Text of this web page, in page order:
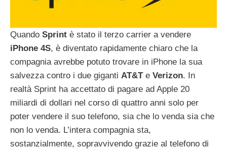
Quando Sprint è stato il terzo carrier a vendere
iPhone 4S, è diventato rapidamente chiaro che la
compagnia avrebbe potuto trovare in iPhone la sua
salvezza contro i due giganti AT&T e Verizon. In
realtà Sprint ha accettato di pagare ad Apple 20
miliardi di dollari nel corso di quattro anni solo per
poter vendere il suo telefono, sia che lo venda sia che
non lo venda. L’intera compagnia sta,
sostanzialmente, sopravvivendo grazie al telefono di